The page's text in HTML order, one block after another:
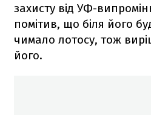
захисту від УФ-
помітив, що біля його
чимало лотосу, тож
його.